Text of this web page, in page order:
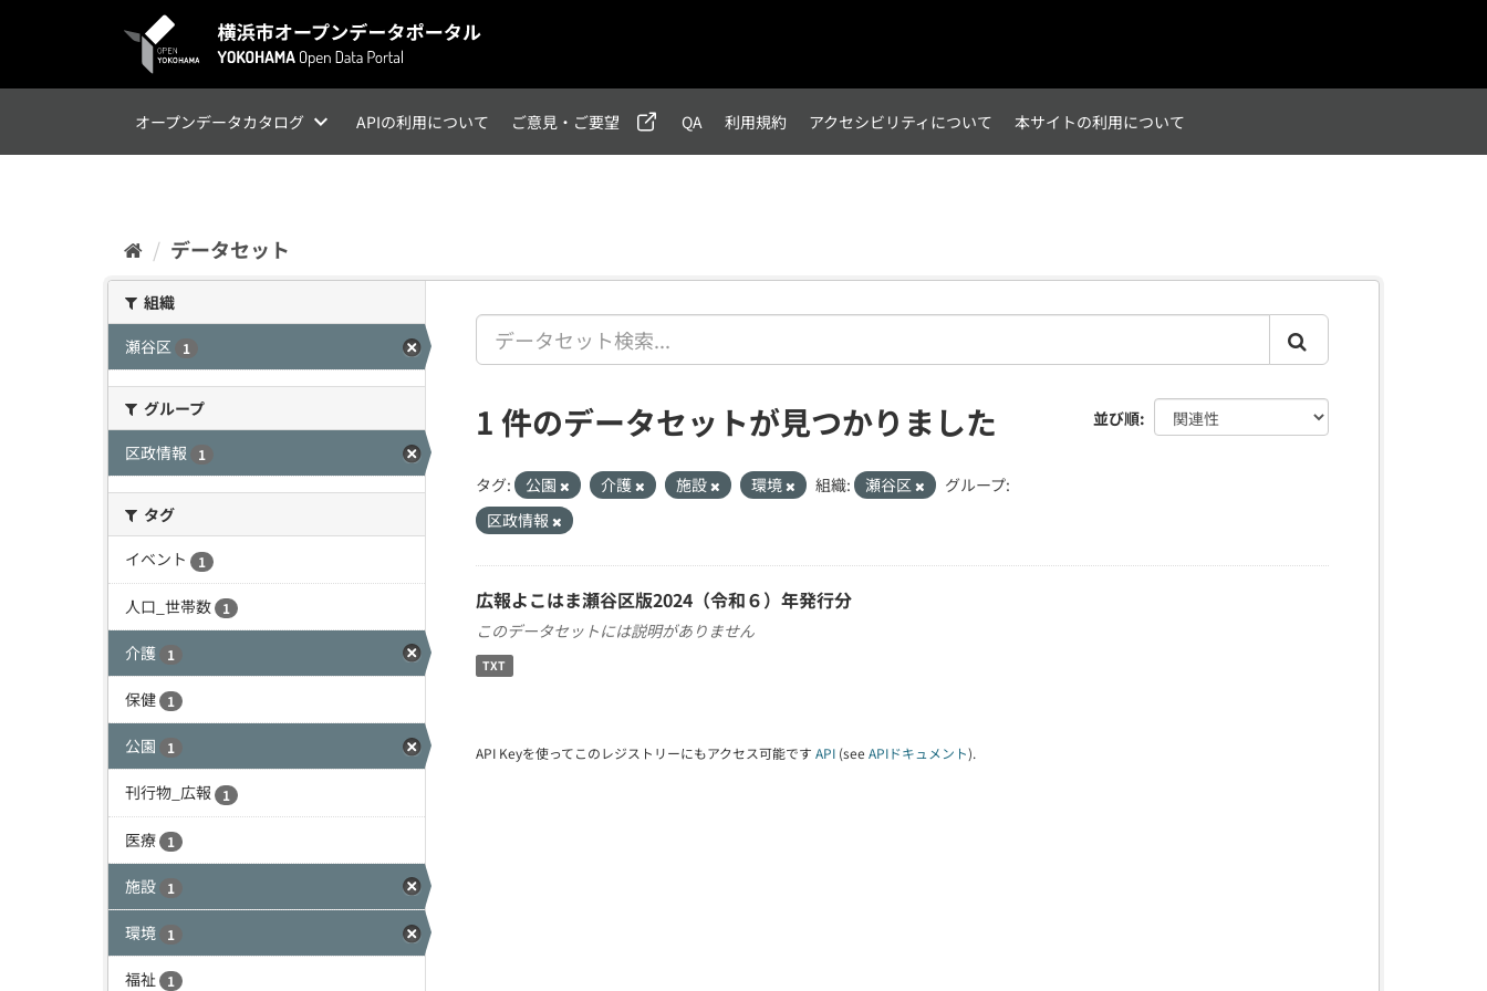
オープンデータカタログ APIの利用について ご意見・ご要望 QA 利用規約 アクセシビリティについて 本サイトの利用について
データセット
組織
瀬谷区
1
グループ
区政情報
1
タグ
イベント
1
人口_世帯数 1
介護 1
保健 1
公園 1
刊行物_広報 1
医療 1
施設 1
環境 1
福祉 1
並び順
1 件のデータセットが見つかりました
タグ: 公園 介護 施設 環境 組織: 瀬谷区
グループ:
区政情報
広報よこはま瀬谷区版2024（令和６）年発行分
このデータセットには説明がありません
TXT
API Keyを使ってこのレジストリーにもアクセス可能です API (see APIドキュメント).